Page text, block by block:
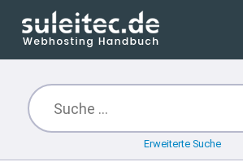
Erweiterte Suche